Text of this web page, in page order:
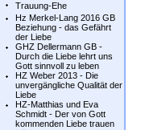
Trauung-Ehe
Hz Merkel-Lang 2016 GB
Beziehung - das Gefährt
der Liebe
GHZ Dellermann GB -
Durch die Liebe lehrt uns
Gott sinnvoll zu leben
HZ Weber 2013 - Die
unvergängliche Qualität der
Liebe
HZ-Matthias und Eva
Schmidt - Der von Gott
kommenden Liebe trauen